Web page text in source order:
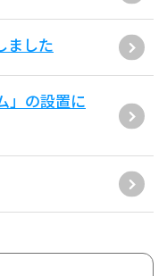
ました
」の設置に